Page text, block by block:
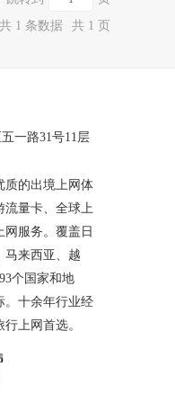
共 1 条数据
共 1 页
一路31号11层
质的出境上网体
流量卡、全球上
网服务。覆盖日
马来西亚、越
个国家和地
。十余年行业经
上网首选。